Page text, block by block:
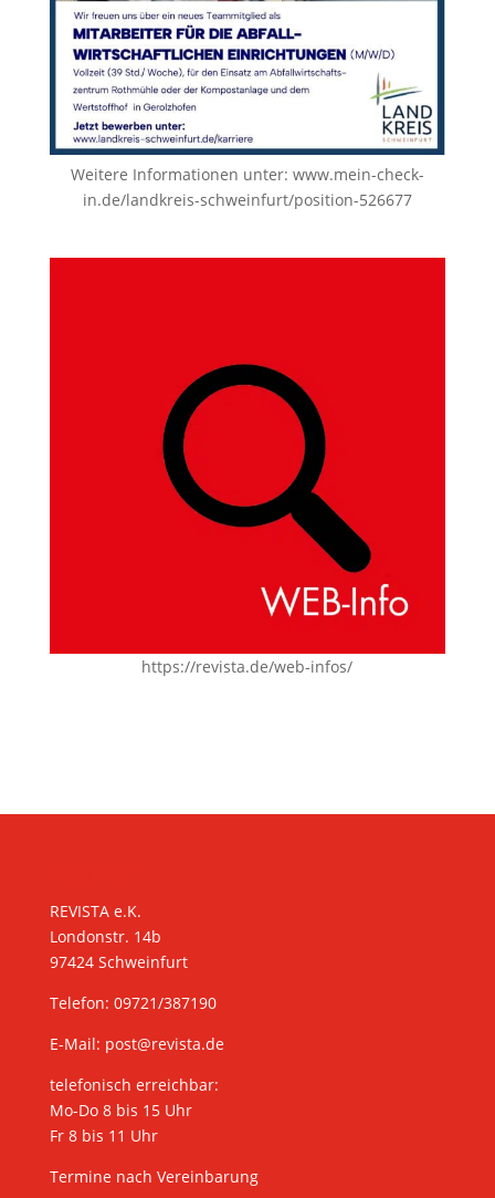
Weitere Informationen unter: www.mein-check-
in.de/landkreis-schweinfurt/position-526677
https://revista.de/web-infos/
REVISTA e.K.
Londonstr. 14b
97424 Schweinfurt
Telefon: 09721/387190
E-Mail: post@revista.de
telefonisch erreichbar:
Mo-Do 8 bis 15 Uhr
Fr 8 bis 11 Uhr
Termine nach Vereinbarung